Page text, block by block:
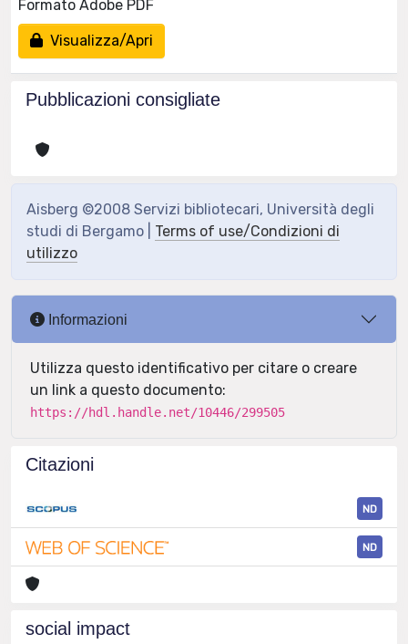
Formato Adobe PDF
Visualizza/Apri
Pubblicazioni consigliate
Aisberg ©2008 Servizi bibliotecari, Università degli
studi di Bergamo | Terms of use/Condizioni di
utilizzo
Informazioni
Utilizza questo identificativo per citare o creare
un link a questo documento:
https://hdl.handle.net/10446/299505
Citazioni
ND
ND
social impact